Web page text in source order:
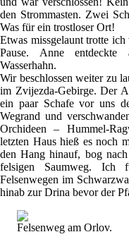
den Strommasten. Zwei
Was für ein trostloser Ort!
Etwas missgelaunt trotte
Pause. Anne entdeckte
Wasserhahn.
Wir beschlossen weiter zu
im Zvijezda-Gebirge. Der
ein paar Schafe vor uns
Wegrand und
Orchideen – Hummel-
letzten Haus hieß es noch
den Hang hinauf, bog
felsigen Saumweg. Ich
Felsenwegen im
hinab zur Drina bevor der
Felsenweg am Orlov.